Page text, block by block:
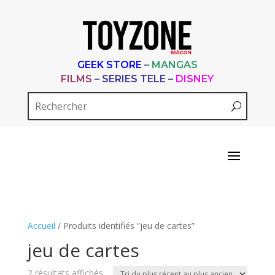
GEEK STORE – MANGAS
FILMS – SERIES TELE – DISNEY
Accueil / Produits identifiés “jeu de cartes”
jeu de cartes
Trié